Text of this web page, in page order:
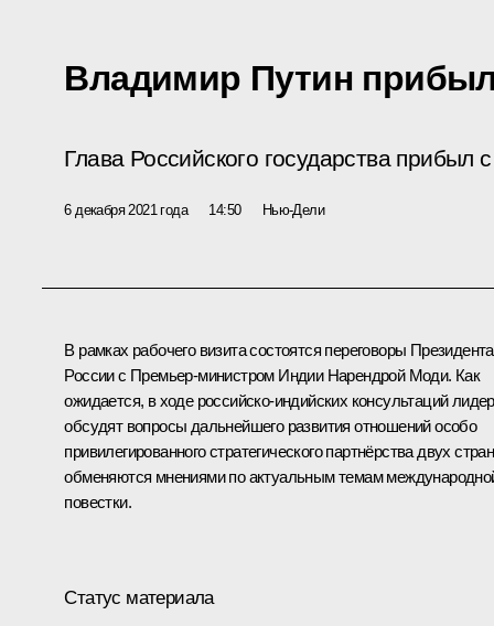
Владимир Путин
Глава Российского государства
6 декабря 2021 года 14:50 Нью-Дели
В рамках рабочего визита состоятся переговоры Президента
России с Премьер-министром Индии Нарендрой Моди. Как
ожидается, в ходе российско-индийских консультаций
обсудят вопросы дальнейшего развития отношений особо
привилегированного стратегического партнёрства двух
обменяются мнениями по актуальным темам
повестки.
Статус материала